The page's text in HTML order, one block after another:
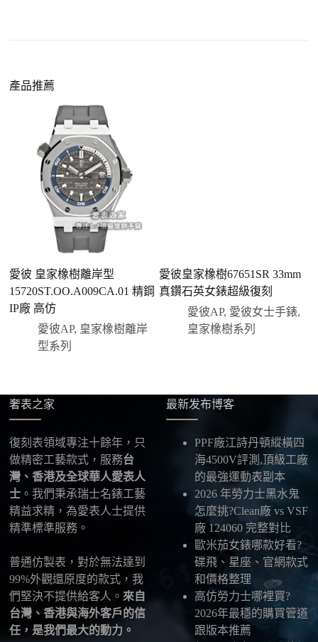
請先透過網站上的聯繫方式與我們取得聯繫，將您感
們會先幫您確認版本與實際價格。
二、確認款式與價格
客服會與您確認品牌、尺寸、顏色、配件等細節，如
有現貨會直接幫您預留；若需要排單，我們也會事先
說明大約出貨時間。
三、安排付款方式
您可以選擇先付少量訂金預留貨品，餘款在出貨
前或收到實拍照片後再支付；也可以一次性全額
付款，我們會在原有價格基礎上盡量幫您爭取更
優惠的方案。部分地區可協助安排較安全的到付
方式，具體以當下說明為準。
四、填寫收件資料與出貨
確認款式與付款後，把收件人姓名、地址及聯絡方式
五、海外寄送說明
本店支援寄送至香港、澳門、台灣、欧美以及其他海
外地區，運費會依照目的地與物流方案另行報價，客
服在出貨前會跟您確認清楚。
最後：喜歡就別拖太久，有些熱門款現貨數量有
限，早一步確認，就能早一點戴上喜歡的腕錶。
合日常通勤與旅行佩戴。
產品推薦
愛彼 皇家橡樹離岸型
15720ST.OO.A009CA.01 精鋼
IP廠 高仿
愛彼AP, 皇家橡樹離岸
型系列
愛彼皇家橡樹67651SR 33mm
真鑽石英女錶超級復刻
愛彼AP, 愛彼女士手錶,
皇家橡樹系列
奢表之家
復刻表領域專注十餘年，只
做精密工藝款式，服務台
灣、香港及全球華人愛表人
士 。我們秉承瑞士名錶工藝
精益求精，為愛表人士提供
精準標準服務。
普通仿製表，對於無法達到
99%外觀還原度的款式，我
們堅決不提供給客人。 來自
台灣、香港與海外客戶的信
任，是我們最大的動力。
最新发布博客
PPF廠江詩丹頓縱橫四
海4500V評測,頂級工廠
的最強運動表副本
2026 年勞力士黑水鬼
怎麼挑?Clean廠 vs VSF
廠 124060 完整對比
歐米茄女錶哪款好看?
碟飛、星座、官網款式
和價格整理
高仿勞力士哪裡買?
2026年最穩的購買管道
跟版本推薦